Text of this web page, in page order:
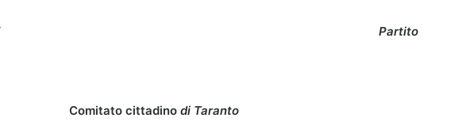
Partito
Comitato cittadino di Taranto